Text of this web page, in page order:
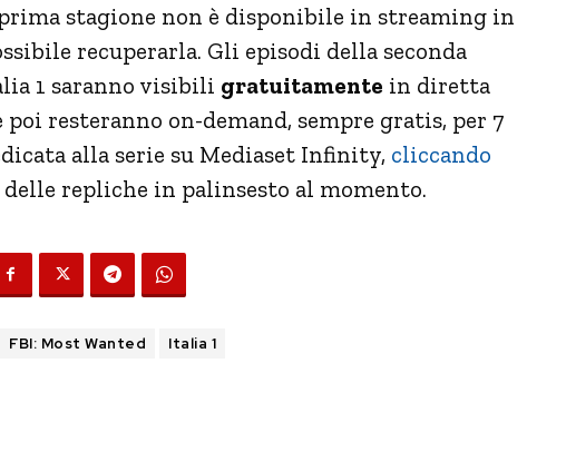
stagione non è disponibile in streaming in
recuperarla. Gli episodi della seconda
1 saranno visibili gratuitamente in diretta
poi resteranno on-demand, sempre gratis, per 7
alla serie su Mediaset Infinity, cliccando
repliche in palinsesto al momento.
FBI: Most Wanted Italia 1